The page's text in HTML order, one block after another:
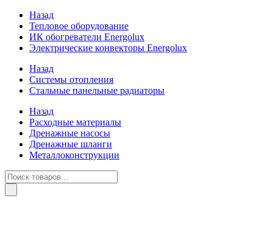
Назад
Тепловое оборудование
ИК обогреватели Energolux
Электрические конвекторы Energolux
Назад
Системы отопления
Стальные панельные радиаторы
Назад
Расходные материалы
Дренажные насосы
Дренажные шланги
Металлоконструкции